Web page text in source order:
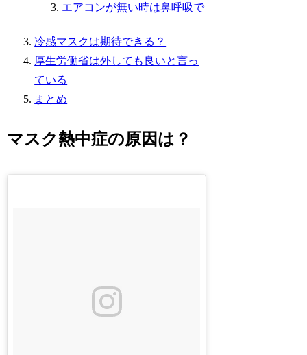
エアコンが無い時は鼻呼吸で
冷感マスクは期待できる？
厚生労働省は外しても良いと言っ
ている
まとめ
マスク熱中症の原因は？